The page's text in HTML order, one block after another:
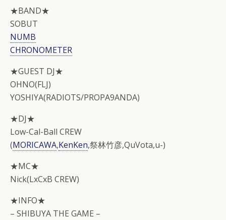
★BAND★
SOBUT
NUMB
CHRONOMETER
★GUEST DJ★
OHNO(FLJ)
YOSHIYA(RADIOTS/PROPA9ANDA)
★DJ★
Low-Cal-Ball CREW
(MORICAWA,KenKen,祭林竹彦,QuVota,u-)
★MC★
Nick(LxCxB CREW)
★INFO★
– SHIBUYA THE GAME –